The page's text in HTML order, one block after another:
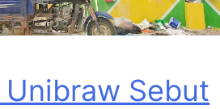
Sebut